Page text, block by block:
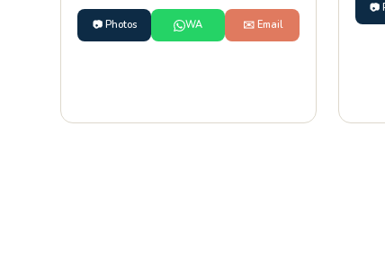
📷 Photos WA ✉️ Email
📷